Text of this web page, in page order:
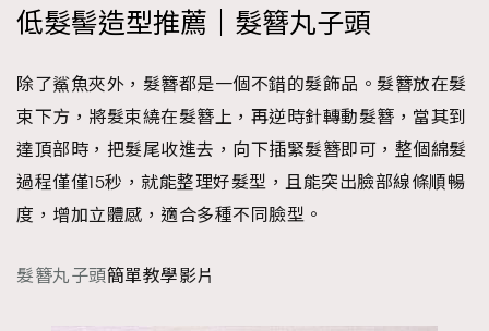
低髮髻造型推薦｜髮簪丸子頭
除了鯊魚夾外，髮簪都是一個不錯的髮飾品。髮簪放在髮
束下方，將髮束繞在髮簪上，再逆時針轉動髮簪，當其到
達頂部時，把髮尾收進去，向下插緊髮簪即可，整個綿髮
過程僅僅15秒，就能整理好髮型，且能突出臉部線條順暢
度，增加立體感，適合多種不同臉型。
髮簪丸子頭簡單教學影片